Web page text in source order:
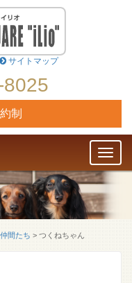
サイトマップ
制
間たち > つくねちゃん